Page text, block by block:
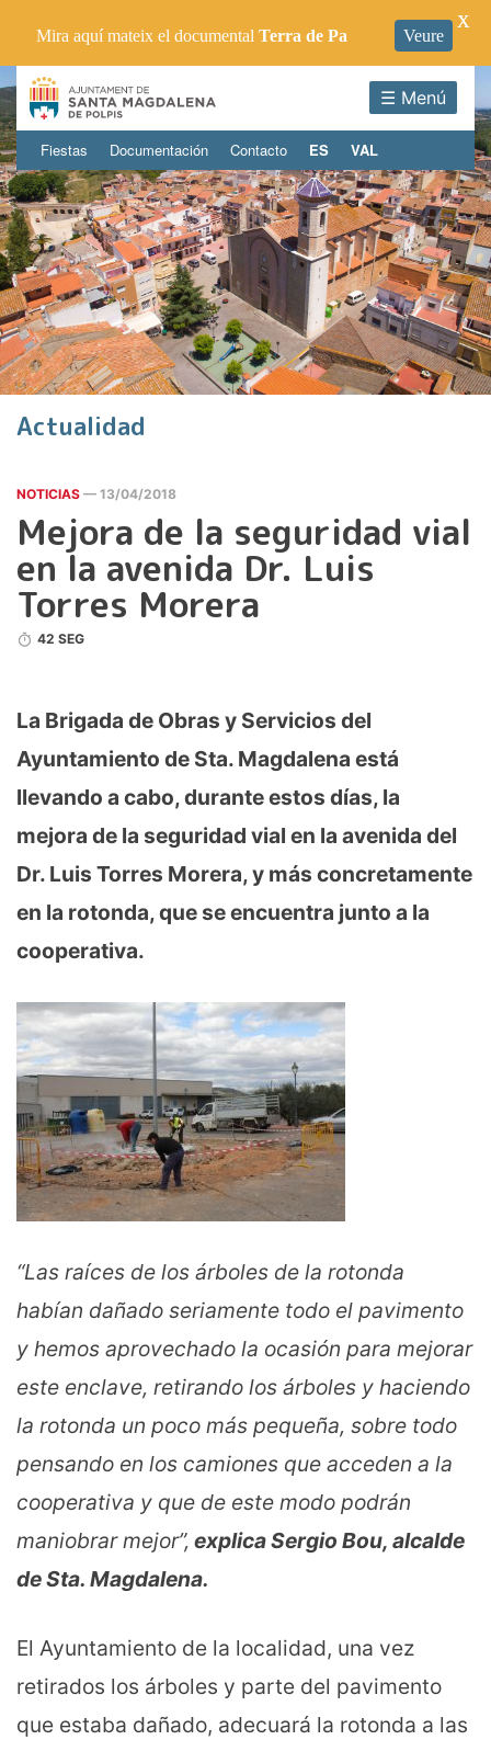
☰ Menú
Fiestas Documentación Contacto ES VAL
Actualidad
NOTICIAS — 13/04/2018
Mejora de la seguridad vial
en la avenida Dr. Luis
Torres Morera
42 SEG
La Brigada de Obras y Servicios del
Ayuntamiento de Sta. Magdalena está
llevando a cabo, durante estos días, la
mejora de la seguridad vial en la avenida del
Dr. Luis Torres Morera, y más concretamente
en la rotonda, que se encuentra junto a la
cooperativa.
“Las raíces de los árboles de la rotonda
habían dañado seriamente todo el pavimento
y hemos aprovechado la ocasión para mejorar
este enclave, retirando los árboles y haciendo
la rotonda un poco más pequeña, sobre todo
pensando en los camiones que acceden a la
cooperativa y que de este modo podrán
maniobrar mejor”, explica Sergio Bou, alcalde
de Sta. Magdalena.
El Ayuntamiento de la localidad, una vez
retirados los árboles y parte del pavimento
que estaba dañado, adecuará la rotonda a las
Mira aquí mateix el documental Terra de Pa Veure
X